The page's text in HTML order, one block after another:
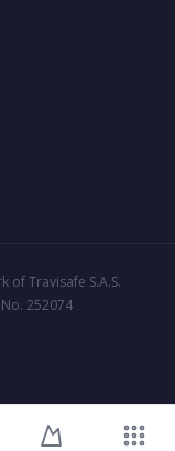
of Travisafe S.A.S.
252074